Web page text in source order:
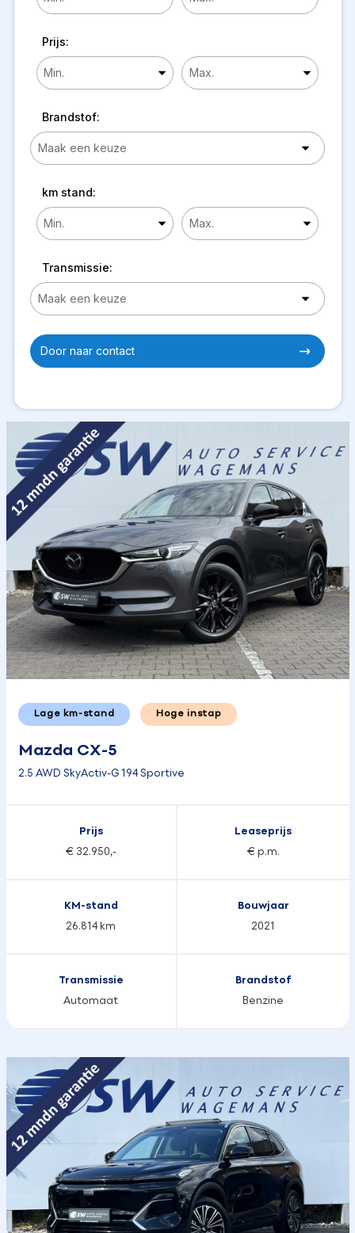
Prijs:
Brandstof:
km stand:
Transmissie:
Door naar contact
Lage km-stand Hoge instap
Mazda CX-5
2.5 AWD SkyActiv-G 194 Sportive
Prijs
€ 32.950,-
Leaseprijs
€ p.m.
KM-stand
26.814 km
Bouwjaar
2021
Transmissie
Automaat
Brandstof
Benzine